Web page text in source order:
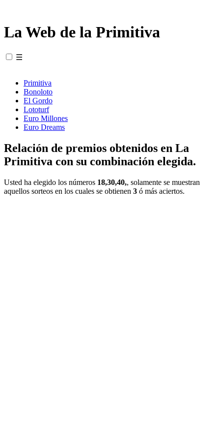
La Web de la Primitiva
☰
Primitiva
Bonoloto
El Gordo
Lototurf
Euro Millones
Euro Dreams
Relación de premios obtenidos en La
Primitiva con su combinación elegida.
Usted ha elegido los números 18,30,40,, solamente se muestran
aquellos sorteos en los cuales se obtienen 3 ó más aciertos.